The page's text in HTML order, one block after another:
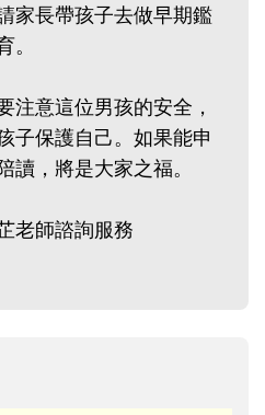
家長帶孩子去做早期鑑
注意這位男孩的安全，
子保護自己。如果能申
，將是大家之福。
老師諮詢服務